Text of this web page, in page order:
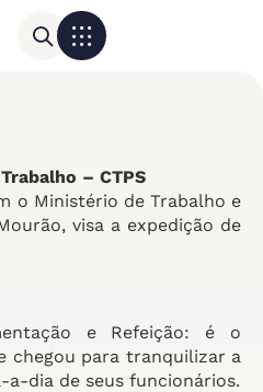
– CTPS
o Ministério de Trabalho e
visa a expedição de
e Refeição: é o
chegou para tranquilizar a
dia de seus funcionários.